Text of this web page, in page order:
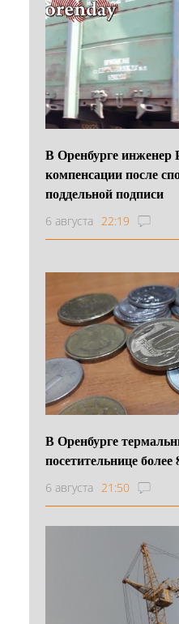
В Оренбурге
компенсации после
поддельной подписи
6 августа 22:19
В Оренбурге
посетительнице
6 августа 21:50